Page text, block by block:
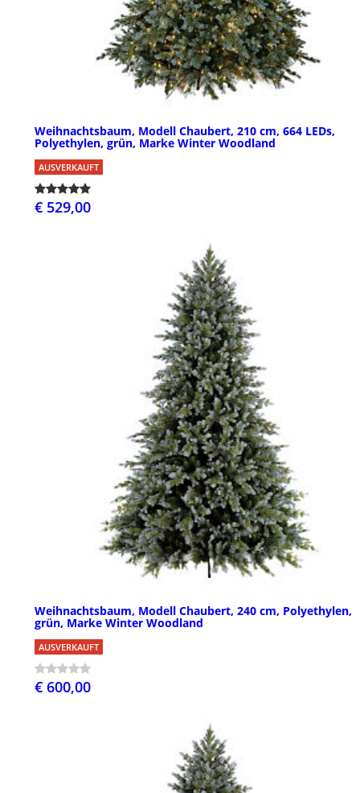
Weihnachtsbaum, Modell Chaubert, 210 cm, 664 LEDs,
Polyethylen, grün, Marke Winter Woodland
AUSVERKAUFT
€ 529,00
Weihnachtsbaum, Modell Chaubert, 240 cm, Polyethylen,
grün, Marke Winter Woodland
AUSVERKAUFT
€ 600,00